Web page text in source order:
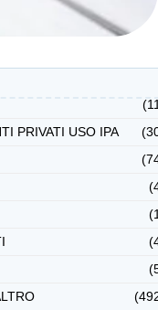
PRIVATI USO IPA